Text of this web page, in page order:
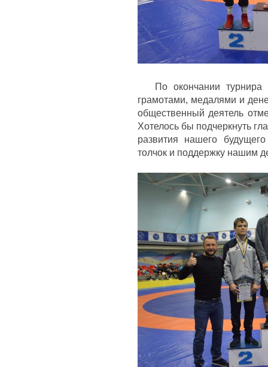
По окончании турнира
грамотами, медалями и
общественный деятель
Хотелось бы подчеркнуть
развития нашего
толчок и поддержку нашим